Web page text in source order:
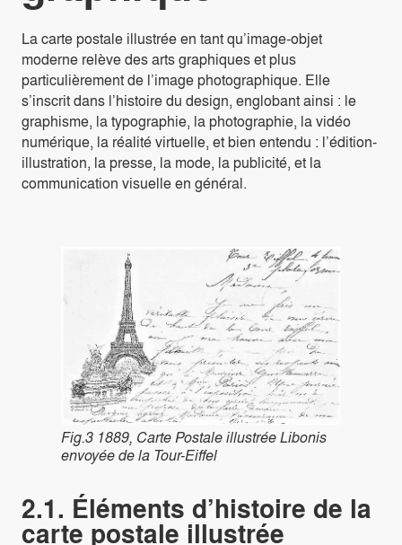
La carte postale illustrée en tant qu’image-objet
moderne relève des arts graphiques et plus
particulièrement de l’image photographique. Elle
s’inscrit dans l’histoire du design, englobant ainsi : le
graphisme, la typographie, la photographie, la vidéo
numérique, la réalité virtuelle, et bien entendu : l’édition-
illustration, la presse, la mode, la publicité, et la
communication visuelle en général.
Fig.3 1889, Carte Postale illustrée Libonis
envoyée de la Tour-Eiffel
2.1. Éléments d’histoire de la
carte postale illustrée